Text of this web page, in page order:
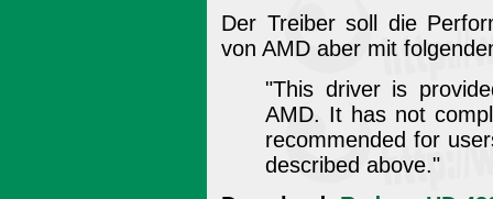
Der Treiber soll die
von AMD aber mit
"This driver is
AMD. It has not
recommended for
described above."